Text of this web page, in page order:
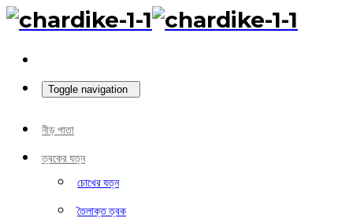
Toggle navigation
নীড় পাতা
ত্বকের যত্ন
চোখের যত্ন
তৈলাক্ত ত্বক